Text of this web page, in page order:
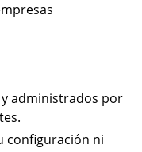
administrados por
configuración ni